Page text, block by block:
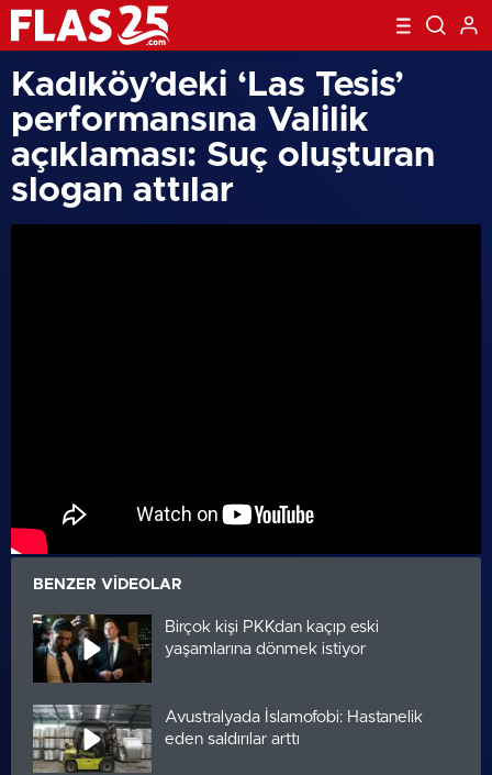
Kadıköy’deki ‘Las Tesis’
performansına Valilik
açıklaması: Suç oluşturan
slogan attılar
BENZER VIDEOLAR
Birçok kişi PKKdan kaçıp eski
yaşamlarına dönmek istiyor
Avustralyada İslamofobi: Hastanelik
eden saldırılar arttı